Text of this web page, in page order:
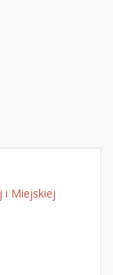
i Miejskiej